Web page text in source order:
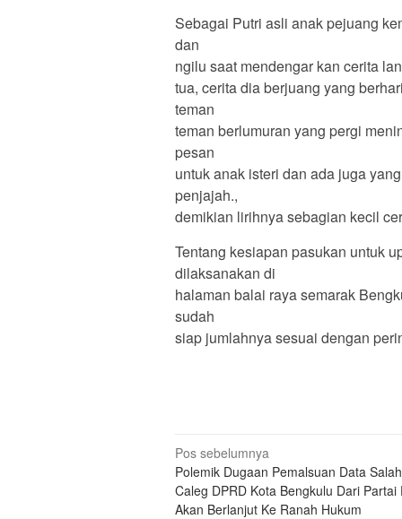
Sebagai Putri asli anak pejuang
dan
ngilu saat mendengar kan cerita
tua, cerita dia berjuang yang
teman
teman berlumuran yang pergi
pesan
untuk anak isteri dan ada juga
penjajah.,
demikian lirihnya sebagian kecil
Tentang kesiapan pasukan untuk
dilaksanakan di
halaman balai raya semarak
sudah
siap jumlahnya sesuai dengan
Navigasi
pos
Pos sebelumnya
Polemik Dugaan Pemalsuan Data
Caleg DPRD Kota Bengkulu Dari Partai
Akan Berlanjut Ke Ranah Hukum